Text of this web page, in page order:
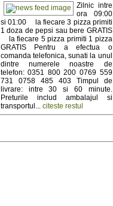
Zilnic intre
ora 09:00
si 01:00 la fiecare 3 pizza primiti
1 doza de pepsi sau bere GRATIS
la fiecare 5 pizza primiti 1 pizza
GRATIS Pentru a efectua o
comanda telefonica, sunati la unul
dintre numerele noastre de
telefon: 0351 800 200 0769 559
731 0758 485 403 Timpul de
livrare: intre 30 si 60 minute.
Preturile includ ambalajul si
transportul... citeste restul